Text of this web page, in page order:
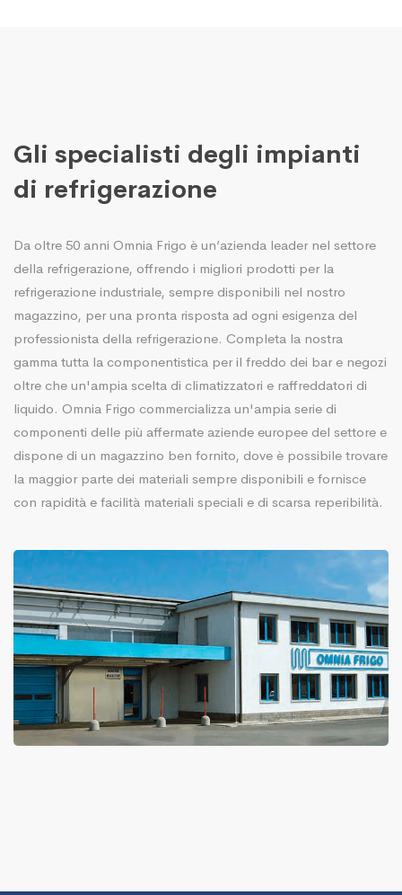
Gli specialisti degli impianti
di refrigerazione
Da oltre 50 anni Omnia Frigo è un’azienda leader nel settore
della refrigerazione, offrendo i migliori prodotti per la
refrigerazione industriale, sempre disponibili nel nostro
magazzino, per una pronta risposta ad ogni esigenza del
professionista della refrigerazione. Completa la nostra
gamma tutta la componentistica per il freddo dei bar e negozi
oltre che un'ampia scelta di climatizzatori e raffreddatori di
liquido. Omnia Frigo commercializza un'ampia serie di
componenti delle più affermate aziende europee del settore e
dispone di un magazzino ben fornito, dove è possibile trovare
la maggior parte dei materiali sempre disponibili e fornisce
con rapidità e facilità materiali speciali e di scarsa reperibilità.